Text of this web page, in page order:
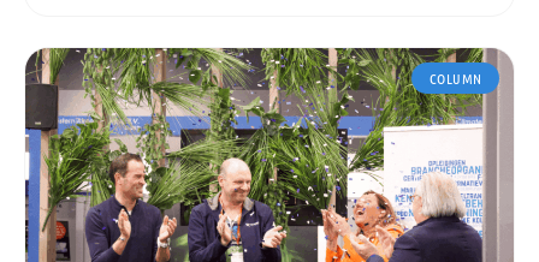
COLUMN